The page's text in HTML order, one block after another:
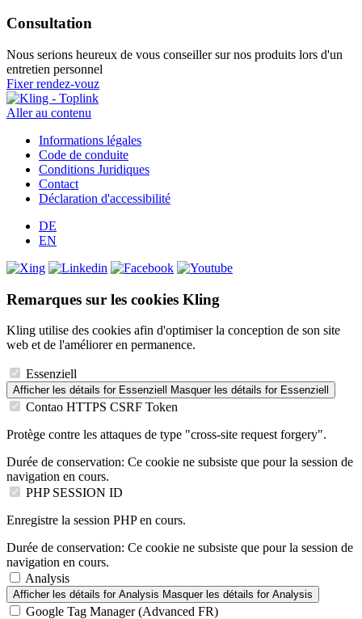
Consultation
Nous serions heureux de vous conseiller sur nos produits lors d'un
entretien personnel
Fixer rendez-vouz
Aller au contenu
Informations légales
Code de conduite
Conditions Juridiques
Contact
Déclaration d'accessibilité
DE
EN
Remarques sur les cookies Kling
Kling utilise des cookies afin d'optimiser la conception de son site
web et de l'améliorer en permanence.
Essenziell
Afficher les détails for Essenziell Masquer les détails for Essenziell
Contao HTTPS CSRF Token
Protège contre les attaques de type "cross-site request forgery".
Durée de conservation: Ce cookie ne subsiste que pour la session de
navigation en cours.
PHP SESSION ID
Enregistre la session PHP en cours.
Durée de conservation: Ce cookie ne subsiste que pour la session de
navigation en cours.
Analysis
Afficher les détails for Analysis Masquer les détails for Analysis
Google Tag Manager (Advanced FR)